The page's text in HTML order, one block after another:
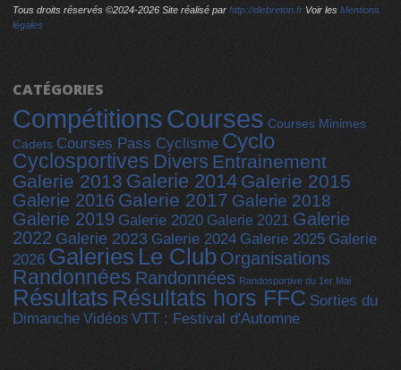
Tous droits réservés ©2024-2026 Site réalisé par http://dlebreton.fr Voir les Mentions
légales
CATÉGORIES
CompétitionsCourses Courses Minimes
Cadets Courses Pass Cyclisme Cyclo
Cyclosportives Divers Entrainement
Galerie 2013 Galerie 2014 Galerie 2015
Galerie 2016 Galerie 2017 Galerie 2018
Galerie 2019 Galerie 2020 Galerie 2021 Galerie
2022 Galerie 2023 Galerie 2024 Galerie 2025 Galerie
2026 Galeries Le Club Organisations
Randonnées Randonnées Randosportive du 1er Mai
Résultats Résultats hors FFC Sorties du
Dimanche Vidéos VTT : Festival d'Automne